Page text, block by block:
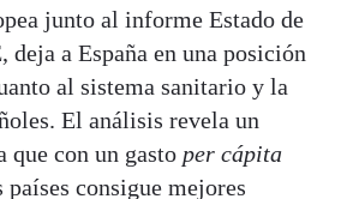
junto al informe Estado de
deja a España en una posición
al sistema sanitario y la
El análisis revela un
que con un gasto per cápita
consigue mejores